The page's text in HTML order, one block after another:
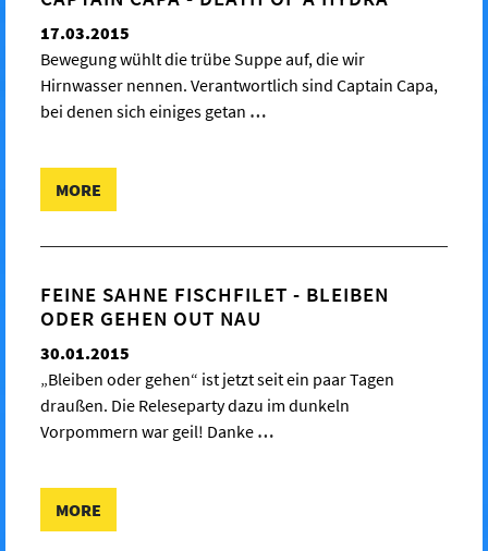
17.03.2015
Bewegung wühlt die trübe Suppe auf, die wir
Hirnwasser nennen. Verantwortlich sind Captain Capa,
bei denen sich einiges getan …
MORE
FEINE SAHNE FISCHFILET - BLEIBEN
ODER GEHEN OUT NAU
30.01.2015
„Bleiben oder gehen“ ist jetzt seit ein paar Tagen
draußen. Die Releseparty dazu im dunkeln
Vorpommern war geil! Danke …
MORE